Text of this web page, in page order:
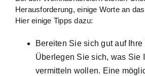
Herausforderung, einige Worte an
Hier einige Tipps dazu:
Bereiten Sie sich gut auf Ihre
Überlegen Sie sich, was Sie
vermitteln wollen. Eine